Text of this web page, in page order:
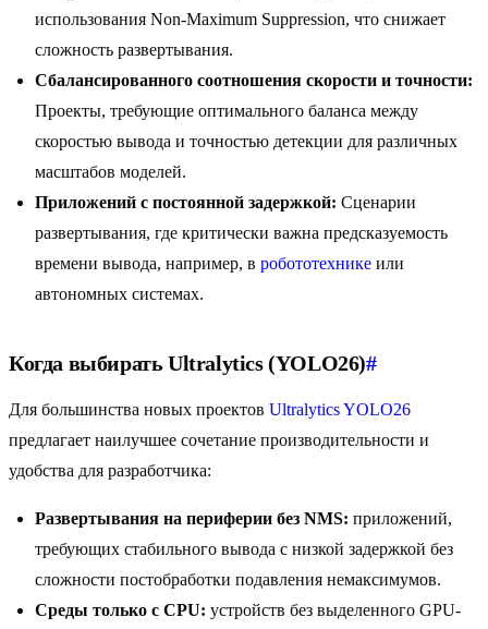
использования Non-Maximum Suppression, что снижает
сложность развертывания.
Сбалансированного соотношения скорости и точности:
Проекты, требующие оптимального баланса между
скоростью вывода и точностью детекции для различных
масштабов моделей.
Приложений с постоянной задержкой: Сценарии
развертывания, где критически важна предсказуемость
времени вывода, например, в робототехнике или
автономных системах.
Когда выбирать Ultralytics (YOLO26)#
Для большинства новых проектов Ultralytics YOLO26
предлагает наилучшее сочетание производительности и
удобства для разработчика:
Развертывания на периферии без NMS: приложений,
требующих стабильного вывода с низкой задержкой без
сложности постобработки подавления немаксимумов.
Среды только с CPU: устройств без выделенного GPU-